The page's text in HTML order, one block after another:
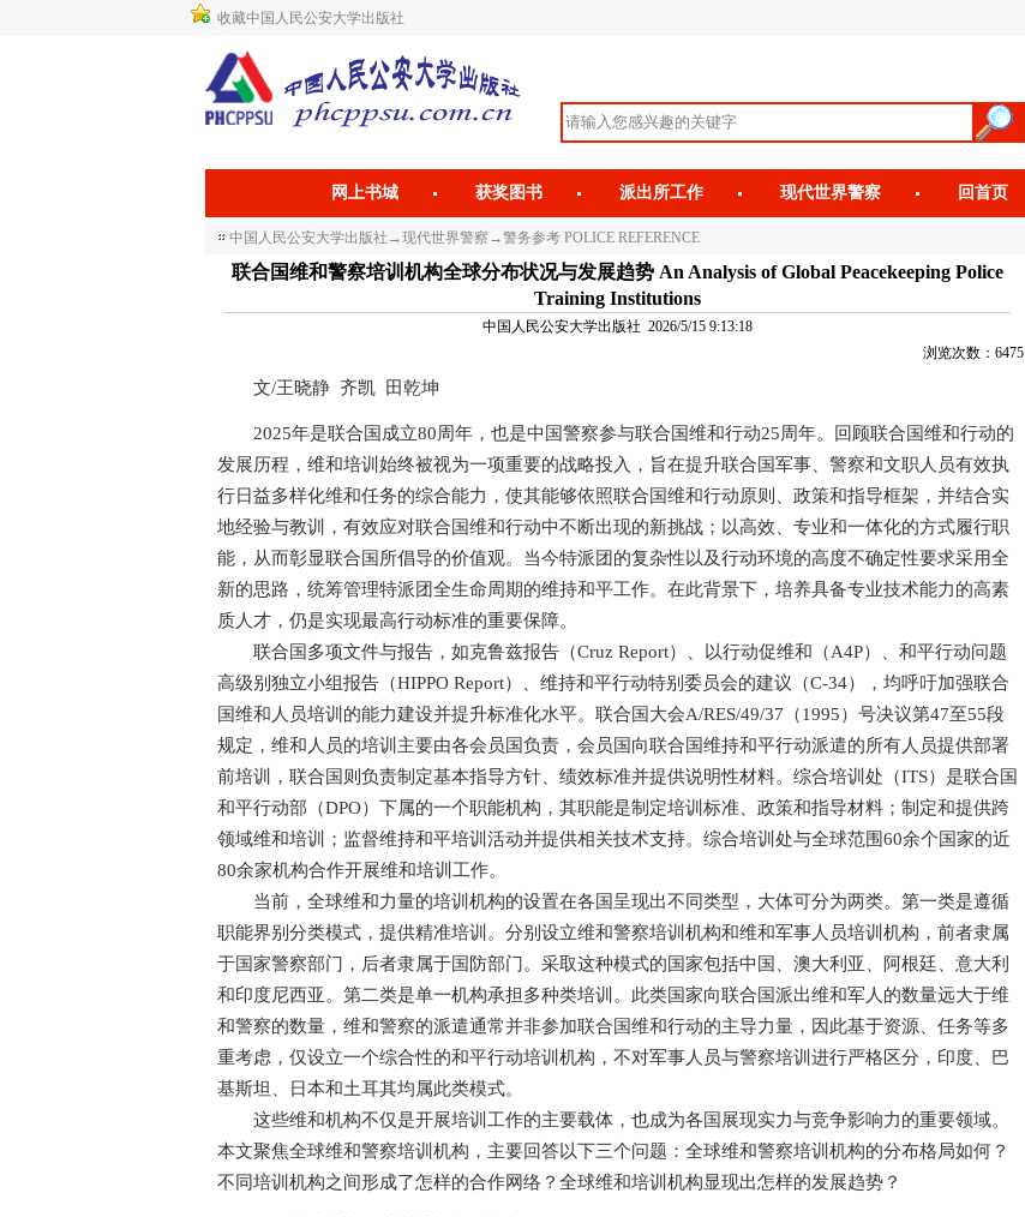
收藏中国人民公安大学出版社
网上书城 获奖图书 派出所工作 现代世界警察 回首页
中国人民公安大学出版社 →现代世界警察 →警务参考 POLICE REFERENCE
联合国维和警察培训机构全球分布状况与发展趋势 An Analysis of Global Peacekeeping Police
Training Institutions
中国人民公安大学出版社 2026/5/15 9:13:18
浏览次数：6475
文/王晓静 齐凯 田乾坤
2025年是联合国成立80周年，也是中国警察参与联合国维和行动25周年。回顾联合国维和行动的
发展历程，维和培训始终被视为一项重要的战略投入，旨在提升联合国军事、警察和文职人员有效执
行日益多样化维和任务的综合能力，使其能够依照联合国维和行动原则、政策和指导框架，并结合实
地经验与教训，有效应对联合国维和行动中不断出现的新挑战；以高效、专业和一体化的方式履行职
能，从而彰显联合国所倡导的价值观。当今特派团的复杂性以及行动环境的高度不确定性要求采用全
新的思路，统筹管理特派团全生命周期的维持和平工作。在此背景下，培养具备专业技术能力的高素
质人才，仍是实现最高行动标准的重要保障。
联合国多项文件与报告，如克鲁兹报告（Cruz Report）、以行动促维和（A4P）、和平行动问题
高级别独立小组报告（HIPPO Report）、维持和平行动特别委员会的建议（C-34），均呼吁加强联合
国维和人员培训的能力建设并提升标准化水平。联合国大会A/RES/49/37（1995）号决议第47至55段
规定，维和人员的培训主要由各会员国负责，会员国向联合国维持和平行动派遣的所有人员提供部署
前培训，联合国则负责制定基本指导方针、绩效标准并提供说明性材料。综合培训处（ITS）是联合国
和平行动部（DPO）下属的一个职能机构，其职能是制定培训标准、政策和指导材料；制定和提供跨
领域维和培训；监督维持和平培训活动并提供相关技术支持。综合培训处与全球范围60余个国家的近
80余家机构合作开展维和培训工作。
当前，全球维和力量的培训机构的设置在各国呈现出不同类型，大体可分为两类。第一类是遵循
职能界别分类模式，提供精准培训。分别设立维和警察培训机构和维和军事人员培训机构，前者隶属
于国家警察部门，后者隶属于国防部门。采取这种模式的国家包括中国、澳大利亚、阿根廷、意大利
和印度尼西亚。第二类是单一机构承担多种类培训。此类国家向联合国派出维和军人的数量远大于维
和警察的数量，维和警察的派遣通常并非参加联合国维和行动的主导力量，因此基于资源、任务等多
重考虑，仅设立一个综合性的和平行动培训机构，不对军事人员与警察培训进行严格区分，印度、巴
基斯坦、日本和土耳其均属此类模式。
这些维和机构不仅是开展培训工作的主要载体，也成为各国展现实力与竞争影响力的重要领域。
本文聚焦全球维和警察培训机构，主要回答以下三个问题：全球维和警察培训机构的分布格局如何？
不同培训机构之间形成了怎样的合作网络？全球维和培训机构显现出怎样的发展趋势？